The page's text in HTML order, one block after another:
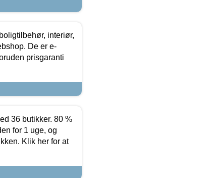
interiør,
De er e-
prisgaranti
36 butikker. 80 %
for 1 uge, og
Klik her for at